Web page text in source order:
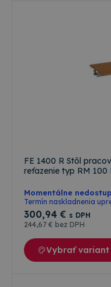
FE 1400 R Stôl
reťazenie typ RM 100
Momentálne
Termín naskladnenia
300,94 € s DPH
244,67 € bez DPH
Vybrať variant